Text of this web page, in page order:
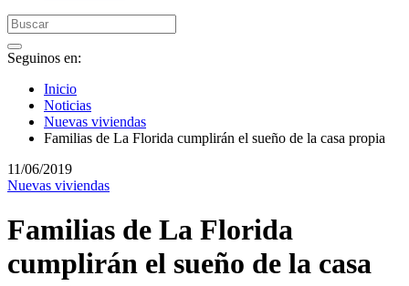
Seguinos en:
Inicio
Noticias
Nuevas viviendas
Familias de La Florida cumplirán el sueño de la casa propia
11/06/2019
Nuevas viviendas
Familias de La Florida
cumplirán el sueño de la casa